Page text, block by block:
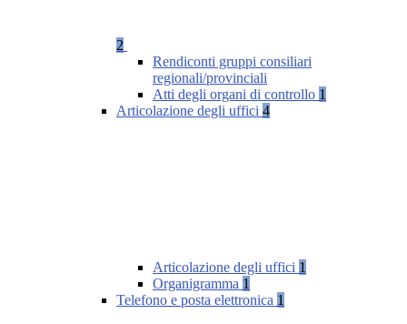
2
Rendiconti gruppi consiliari
regionali/provinciali
Atti degli organi di controllo 1
Articolazione degli uffici 4
Articolazione degli uffici 1
Organigramma 1
Telefono e posta elettronica 1